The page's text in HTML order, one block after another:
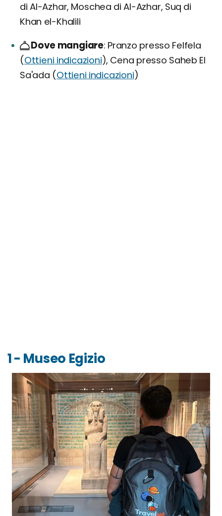
di Al-Azhar, Moschea di Al-Azhar, Suq di
Khan el-Khalili
Dove mangiare Pranzo presso Felfela
(Ottieni indicazioni), Cena presso Saheb El
Sa'ada (Ottieni indicazioni)
1 - Museo Egizio